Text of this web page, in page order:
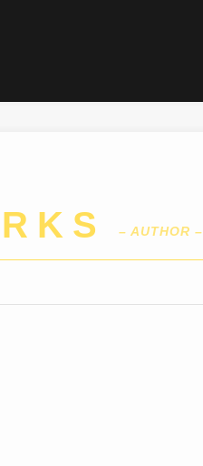
– AUTHOR –